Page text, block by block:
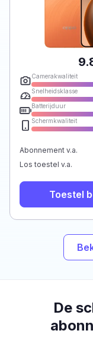
Camerakwaliteit
Snelheidsklasse
Batterijduur
Schermkwaliteit
Abonnement v.a.
Los toestel v.a.
Toestel
De